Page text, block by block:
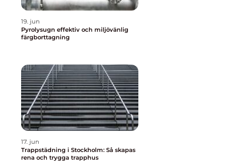
19. jun
Pyrolysugn effektiv och miljövänlig
färgborttagning
17. jun
Trappstädning i Stockholm: Så skapas
rena och trygga trapphus